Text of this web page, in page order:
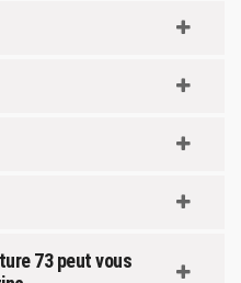
73 peut vous